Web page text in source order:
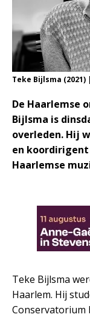
Teke Bijlsma
De Haarlemse
Bijlsma is
overleden. Hij
en
Haarlemse
Teke Bijlsma
Haarlem. Hij
Conservatorium